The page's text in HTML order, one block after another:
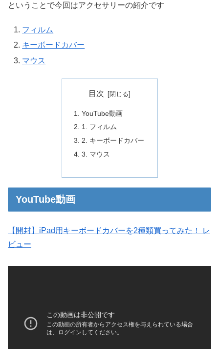
ということで今回はアクセサリーの紹介です
フィルム
キーボードカバー
マウス
目次
YouTube動画
1. フィルム
2. キーボードカバー
3. マウス
YouTube動画
【開封】iPad用キーボードカバーを2種類買ってみた！ レ
ビュー